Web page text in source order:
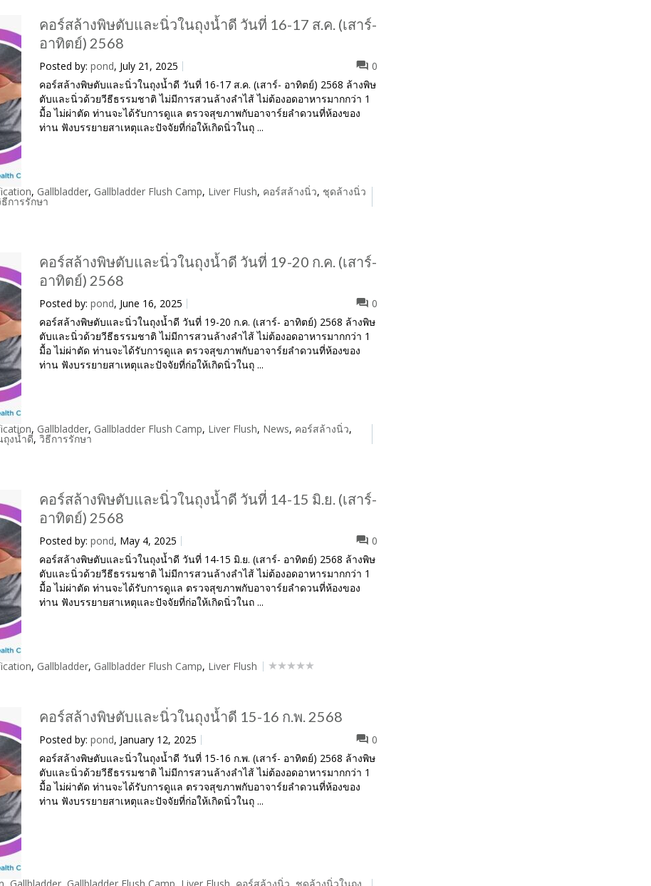
คอร์สล้างพิษตับและนิ่วในถุงน้ำดี วันที่ 16-17 ส.ค. (เสาร์-
อาทิตย์) 2568
Posted by: pond, July 21, 2025
0
คอร์สล้างพิษตับและนิ่วในถุงน้ำดี วันที่ 16-17 ส.ค. (เสาร์- อาทิตย์) 2568 ล้างพิษ
ตับและนิ่วด้วยวีธีธรรมชาติ ไม่มีการสวนล้างลำไส้ ไม่ต้องอดอาหารมากกว่า 1
มื้อ ไม่ผ่าตัด ท่านจะได้รับการดูแล ตรวจสุขภาพกับอาจาร์ยลำดวนที่ห้องของ
ท่าน ฟังบรรยายสาเหตุและปัจจัยที่ก่อให้เกิดนิ่วในถุ ...
, Gallbladder, Gallbladder Flush Camp, Liver Flush, คอร์สล้างนิ่ว, ชุดล้างนิ่ว
การรักษา
คอร์สล้างพิษตับและนิ่วในถุงน้ำดี วันที่ 19-20 ก.ค. (เสาร์-
อาทิตย์) 2568
Posted by: pond, June 16, 2025
0
คอร์สล้างพิษตับและนิ่วในถุงน้ำดี วันที่ 19-20 ก.ค. (เสาร์- อาทิตย์) 2568 ล้างพิษ
ตับและนิ่วด้วยวีธีธรรมชาติ ไม่มีการสวนล้างลำไส้ ไม่ต้องอดอาหารมากกว่า 1
มื้อ ไม่ผ่าตัด ท่านจะได้รับการดูแล ตรวจสุขภาพกับอาจาร์ยลำดวนที่ห้องของ
ท่าน ฟังบรรยายสาเหตุและปัจจัยที่ก่อให้เกิดนิ่วในถุ ...
, Gallbladder, Gallbladder Flush Camp, Liver Flush, News, คอร์สล้างนิ่ว,
ถุงน้ำดี, วิธีการรักษา
คอร์สล้างพิษตับและนิ่วในถุงน้ำดี วันที่ 14-15 มิ.ย. (เสาร์-
อาทิตย์) 2568
Posted by: pond, May 4, 2025
0
คอร์สล้างพิษตับและนิ่วในถุงน้ำดี วันที่ 14-15 มิ.ย. (เสาร์- อาทิตย์) 2568 ล้างพิษ
ตับและนิ่วด้วยวีธีธรรมชาติ ไม่มีการสวนล้างลำไส้ ไม่ต้องอดอาหารมากกว่า 1
มื้อ ไม่ผ่าตัด ท่านจะได้รับการดูแล ตรวจสุขภาพกับอาจาร์ยลำดวนที่ห้องของ
ท่าน ฟังบรรยายสาเหตุและปัจจัยที่ก่อให้เกิดนิ่วในถ ...
, Gallbladder, Gallbladder Flush Camp, Liver Flush
คอร์สล้างพิษตับและนิ่วในถุงน้ำดี 15-16 ก.พ. 2568
Posted by: pond, January 12, 2025
0
คอร์สล้างพิษตับและนิ่วในถุงน้ำดี วันที่ 15-16 ก.พ. (เสาร์- อาทิตย์) 2568 ล้างพิษ
ตับและนิ่วด้วยวีธีธรรมชาติ ไม่มีการสวนล้างลำไส้ ไม่ต้องอดอาหารมากกว่า 1
มื้อ ไม่ผ่าตัด ท่านจะได้รับการดูแล ตรวจสุขภาพกับอาจาร์ยลำดวนที่ห้องของ
ท่าน ฟังบรรยายสาเหตุและปัจจัยที่ก่อให้เกิดนิ่วในถุ ...